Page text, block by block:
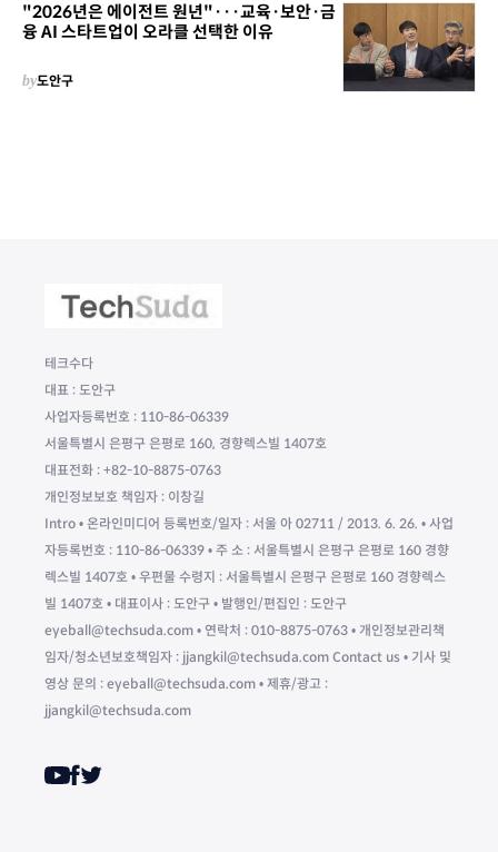
"2026년은 에이전트 원년"···교육·보안·금
융 AI 스타트업이 오라클 선택한 이유
by도안구
테크수다
대표 : 도안구
사업자등록번호 : 110-86-06339
서울특별시 은평구 은평로 160, 경향렉스빌 1407호
대표전화 : +82-10-8875-0763
개인정보보호 책임자 : 이창길
Intro • 온라인미디어 등록번호/일자 : 서울 아 02711 / 2013. 6. 26. • 사업
자등록번호 : 110-86-06339 • 주 소 : 서울특별시 은평구 은평로 160 경향
렉스빌 1407호 • 우편물 수령지 : 서울특별시 은평구 은평로 160 경향렉스
빌 1407호 • 대표이사 : 도안구 • 발행인/편집인 : 도안구
eyeball@techsuda.com • 연락처 : 010-8875-0763 • 개인정보관리책
임자/청소년보호책임자 : jjangkil@techsuda.com Contact us • 기사 및
영상 문의 : eyeball@techsuda.com • 제휴/광고 :
jjangkil@techsuda.com